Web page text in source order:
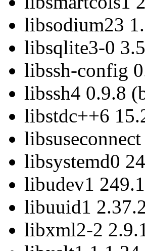
libsodium23
libsqlite3-0
libssh-config
libssh4 0.9.8
libstdc++6
libsystemd0
libudev1
libuuid1
libxml2-2